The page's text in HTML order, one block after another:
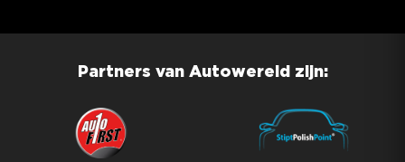
Partners van Autowereld zijn: